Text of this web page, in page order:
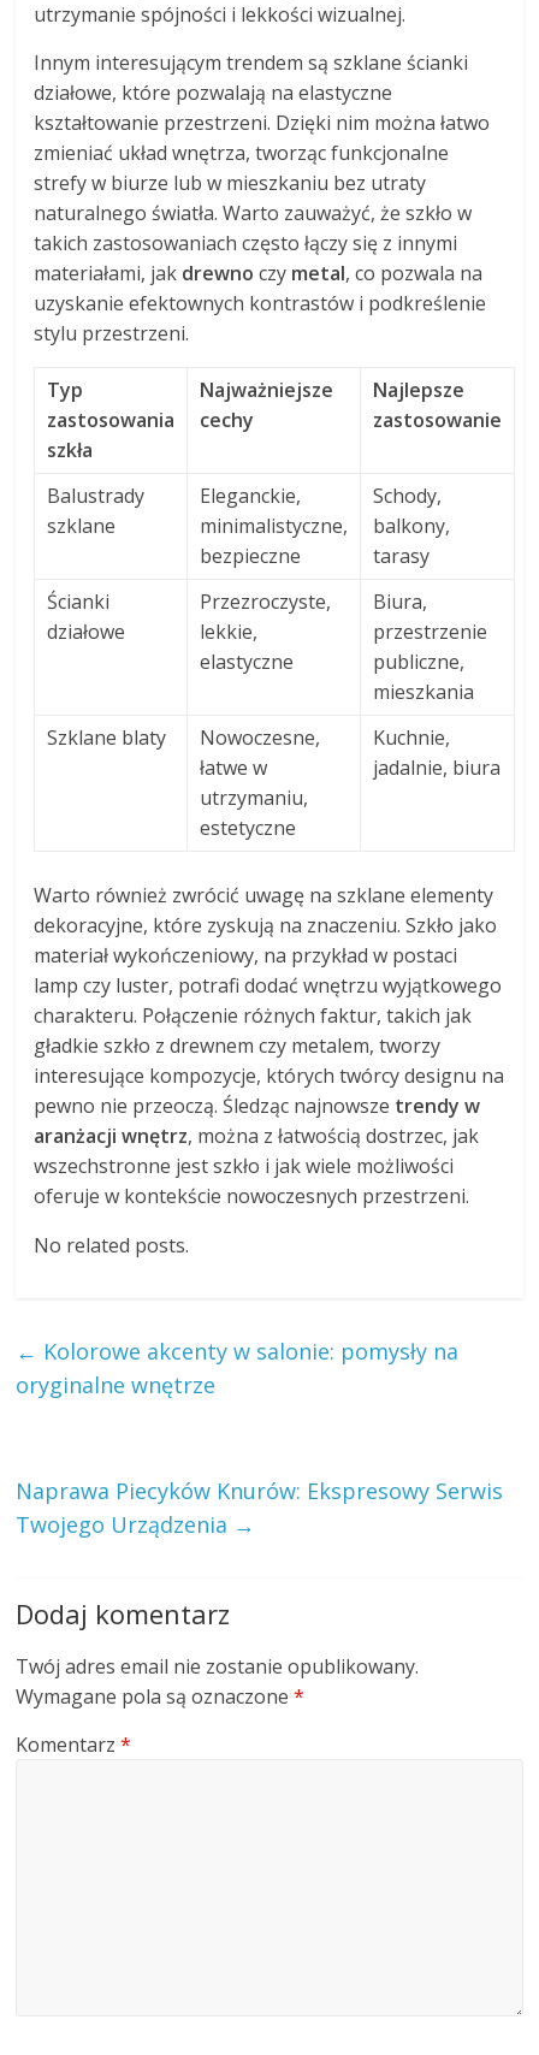
utrzymanie spójności i lekkości wizualnej.
Innym interesującym trendem są szklane ścianki
działowe, które pozwalają na elastyczne
kształtowanie przestrzeni. Dzięki nim można łatwo
zmieniać układ wnętrza, tworząc funkcjonalne
strefy w biurze lub w mieszkaniu bez utraty
naturalnego światła. Warto zauważyć, że szkło w
takich zastosowaniach często łączy się z innymi
materiałami, jak drewno czy metal, co pozwala na
uzyskanie efektownych kontrastów i podkreślenie
stylu przestrzeni.
Typ
zastosowania
szkła
Najważniejsze
cechy
Najlepsze
zastosowanie
Balustrady
szklane
Eleganckie,
minimalistyczne,
bezpieczne
Schody,
balkony,
tarasy
Ścianki
działowe
Przezroczyste,
lekkie,
elastyczne
Biura,
przestrzenie
publiczne,
mieszkania
Szklane blaty
Nowoczesne,
łatwe w
utrzymaniu,
estetyczne
Kuchnie,
jadalnie, biura
Warto również zwrócić uwagę na szklane elementy
dekoracyjne, które zyskują na znaczeniu. Szkło jako
materiał wykończeniowy, na przykład w postaci
lamp czy luster, potrafi dodać wnętrzu wyjątkowego
charakteru. Połączenie różnych faktur, takich jak
gładkie szkło z drewnem czy metalem, tworzy
interesujące kompozycje, których twórcy designu na
pewno nie przeoczą. Śledząc najnowsze trendy w
aranżacji wnętrz, można z łatwością dostrzec, jak
wszechstronne jest szkło i jak wiele możliwości
oferuje w kontekście nowoczesnych przestrzeni.
No related posts.
← Kolorowe akcenty w salonie: pomysły na
oryginalne wnętrze
Naprawa Piecyków Knurów: Ekspresowy Serwis
Twojego Urządzenia →
Dodaj komentarz
Twój adres email nie zostanie opublikowany.
Wymagane pola są oznaczone*
Komentarz*